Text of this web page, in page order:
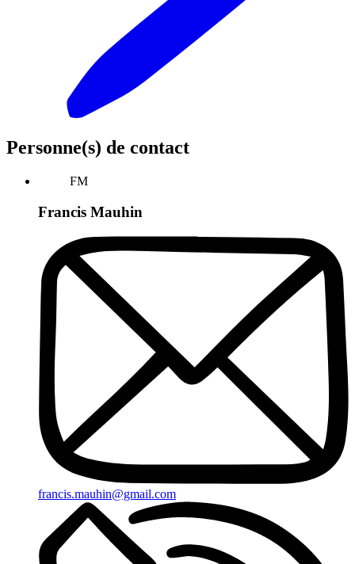
Personne(s) de contact
FM
Francis Mauhin
francis.mauhin@gmail.com